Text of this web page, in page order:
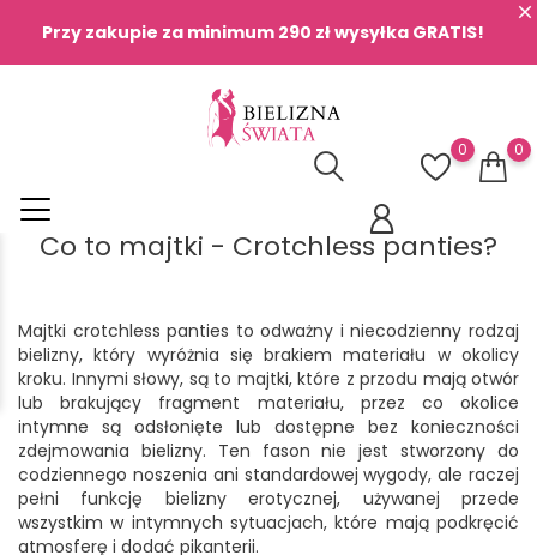
Przy zakupie za minimum 290 zł wysyłka GRATIS!
0
0
Co to majtki - Crotchless panties?
Majtki crotchless panties to odważny i niecodzienny rodzaj
bielizny, który wyróżnia się brakiem materiału w okolicy
kroku. Innymi słowy, są to majtki, które z przodu mają otwór
lub brakujący fragment materiału, przez co okolice
intymne są odsłonięte lub dostępne bez konieczności
zdejmowania bielizny. Ten fason nie jest stworzony do
codziennego noszenia ani standardowej wygody, ale raczej
pełni funkcję bielizny erotycznej, używanej przede
wszystkim w intymnych sytuacjach, które mają podkręcić
atmosferę i dodać pikanterii.